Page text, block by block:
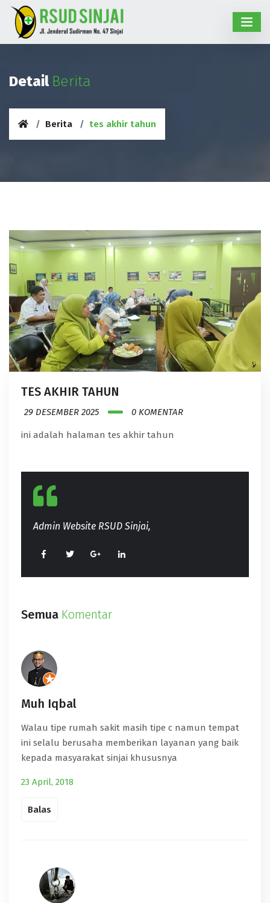
Detail Berita
Berita tes akhir tahun
TES AKHIR TAHUN
29 DESEMBER 2025 0 KOMENTAR
ini adalah halaman tes akhir tahun
Admin Website RSUD Sinjai,
Semua Komentar
Muh Iqbal
Walau tipe rumah sakit masih tipe c namun tempat
ini selalu berusaha memberikan layanan yang baik
kepada masyarakat sinjai khususnya
23 April, 2018
Balas